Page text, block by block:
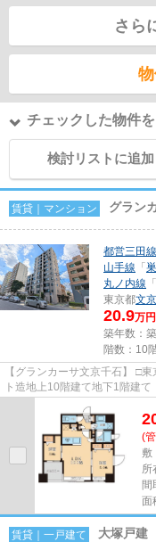
さら
チェックした物件
検討リストに追加
賃貸｜マンション グラン
都営三田線
山手線 「
丸ノ内線 「
東京都文
20.9万円
築年数：
階数：10
【グランカーサ文京千石】 □東京都文京区千石四丁目１－１８ □鉄筋コンクリー
ト造地上10階建て地下1階建て □2019年12月築
(
敷
所
間
面
賃貸｜一戸建て 大塚戸建